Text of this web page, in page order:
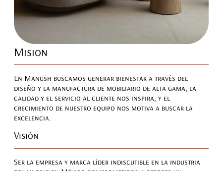
Mision
En Manush buscamos generar bienestar a través del
diseño y la manufactura de mobiliario de alta gama, la
calidad y el servicio al cliente nos inspira, y el
crecimiento de nuestro equipo nos motiva a buscar la
excelencia.
Visión
Ser la empresa y marca líder indiscutible en la industria